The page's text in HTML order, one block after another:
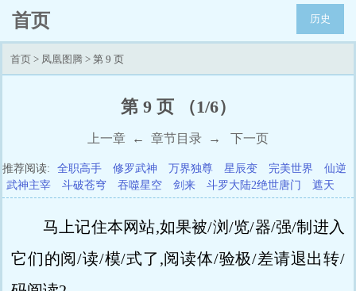
首页 历史
首页 > 凤凰图腾 > 第 9 页
第 9 页 （1/6）
上一章 ← 章节目录 → 下一页
推荐阅读: 全职高手 修罗武神 万界独尊 星辰变 完美世界
仙逆
武神主宰
斗破苍穹 吞噬星空 剑来 斗罗大陆2绝世唐门 遮天
马上记住本网站,如果被/浏/览/器/强/制进入
它们的阅/读/模/式了,阅读体/验极/差请退出转/